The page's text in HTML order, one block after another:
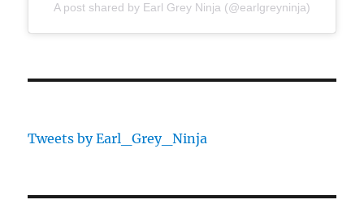
A post shared by Earl Grey Ninja (@earlgreyninja)
Tweets by Earl_Grey_Ninja